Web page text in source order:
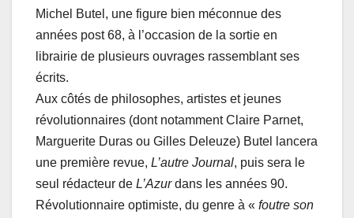
Michel Butel, une figure bien méconnue des
années post 68, à l’occasion de la sortie en
librairie de plusieurs ouvrages rassemblant ses
écrits.
Aux côtés de philosophes, artistes et jeunes
révolutionnaires (dont notamment Claire Parnet,
Marguerite Duras ou Gilles Deleuze) Butel lancera
une première revue, L’autre Journal, puis sera le
seul rédacteur de L’Azurdans les années 90.
Révolutionnaire optimiste, du genre à « foutre son